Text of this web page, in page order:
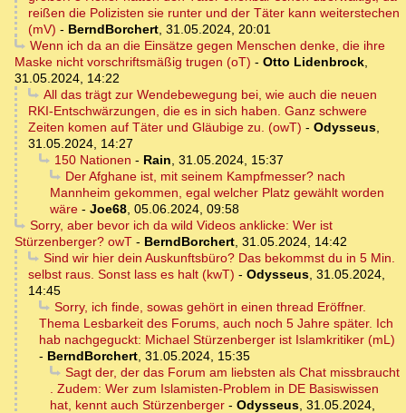
reißen die Polizisten sie runter und der Täter kann weiterstechen
(mV) - BerndBorchert, 31.05.2024, 20:01
Wenn ich da an die Einsätze gegen Menschen denke, die ihre
Maske nicht vorschriftsmäßig trugen (oT) - Otto Lidenbrock,
31.05.2024, 14:22
All das trägt zur Wendebewegung bei, wie auch die neuen
RKI-Entschwärzungen, die es in sich haben. Ganz schwere
Zeiten komen auf Täter und Gläubige zu. (owT) - Odysseus,
31.05.2024, 14:27
150 Nationen - Rain, 31.05.2024, 15:37
Der Afghane ist, mit seinem Kampfmesser? nach
Mannheim gekommen, egal welcher Platz gewählt worden
wäre - Joe68, 05.06.2024, 09:58
Sorry, aber bevor ich da wild Videos anklicke: Wer ist
Stürzenberger? owT - BerndBorchert, 31.05.2024, 14:42
Sind wir hier dein Auskunftsbüro? Das bekommst du in 5 Min.
selbst raus. Sonst lass es halt (kwT) - Odysseus, 31.05.2024,
14:45
Sorry, ich finde, sowas gehört in einen thread Eröffner.
Thema Lesbarkeit des Forums, auch noch 5 Jahre später. Ich
hab nachgeguckt: Michael Stürzenberger ist Islamkritiker (mL)
- BerndBorchert, 31.05.2024, 15:35
Sagt der, der das Forum am liebsten als Chat missbraucht
. Zudem: Wer zum Islamisten-Problem in DE Basiswissen
hat, kennt auch Stürzenberger - Odysseus, 31.05.2024,